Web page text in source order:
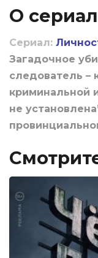
О
Сериал:
Загадочное
следователь –
криминальной
не